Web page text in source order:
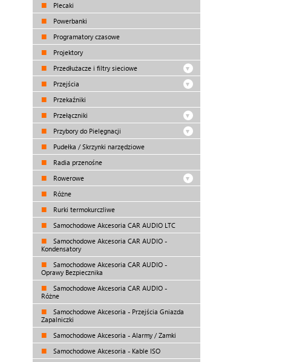
Plecaki
Powerbanki
Programatory czasowe
Projektory
Przedłużacze i filtry sieciowe
Przejścia
Przekaźniki
Przełączniki
Przybory do Pielęgnacji
Pudełka / Skrzynki narzędziowe
Radia przenośne
Rowerowe
Różne
Rurki termokurczliwe
Samochodowe Akcesoria CAR AUDIO LTC
Samochodowe Akcesoria CAR AUDIO -
Kondensatory
Samochodowe Akcesoria CAR AUDIO -
Oprawy Bezpiecznika
Samochodowe Akcesoria CAR AUDIO -
Różne
Samochodowe Akcesoria - Przejścia Gniazda
Zapalniczki
Samochodowe Akcesoria - Alarmy / Zamki
Samochodowe Akcesoria - Kable ISO